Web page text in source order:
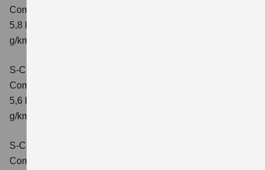
Comfort
5,8 l/100 km; kombinierter Wert der CO2-Emission: 132
g/km; CO2-Klasse: D
S-Cross 1.4 BOOSTERJET HYBRID ALLGRIP
Comfort
5,6 l/100 km; kombinierter Wert der CO2-Emission: 131
g/km; CO2-Klasse: D
S-Cross 1.4 BOOSTERJET HYBRID ALLGRIP
Comfort+